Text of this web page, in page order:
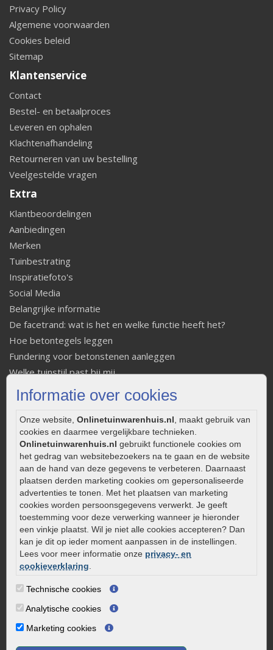
Informatie over cookies
Onze website, Onlinetuinwarenhuis.nl, maakt gebruik van
cookies en daarmee vergelijkbare technieken.
Onlinetuinwarenhuis.nl gebruikt functionele cookies om
het gedrag van websitebezoekers na te gaan en de website
aan de hand van deze gegevens te verbeteren. Daarnaast
plaatsen derden marketing cookies om gepersonaliseerde
advertenties te tonen. Met het plaatsen van marketing
cookies worden persoonsgegevens verwerkt. Je geeft
toestemming voor deze verwerking wanneer je hieronder
een vinkje plaatst. Wil je niet alle cookies accepteren? Dan
kan je dit op ieder moment aanpassen in de instellingen.
Lees voor meer informatie onze privacy- en
cookieverklaring.
Technische cookies
Analytische cookies
Marketing cookies
Privacy Policy
Algemene voorwaarden
Cookies beleid
Sitemap
Klantenservice
Contact
Bestel- en betaalproces
Leveren en ophalen
Klachtenafhandeling
Retourneren van uw bestelling
Veelgestelde vragen
Extra
Klantbeoordelingen
Aanbiedingen
Merken
Tuinbestrating
Inspiratiefoto's
Social Media
Belangrijke informatie
De facetrand: wat is het en welke functie heeft het?
Hoe betontegels leggen
Fundering voor betonstenen aanleggen
Welke tuinstijl past bij mij
Strakke tuin inrichten
Legverbanden gebakken bestrating
Onderhoud van gebakken bestrating
Aanlegtips voor gebakken bestrating
Zelf een terras aanleggen
Kleine stadstuin inrichten
0320 – 219170
Kaapstanderweg 41
8243 RB Lelystad
info@onlinetuinwarenhuis.nl
Routebeschrijving
Openingstijden
Maandag
Dinsdag
Woensdag